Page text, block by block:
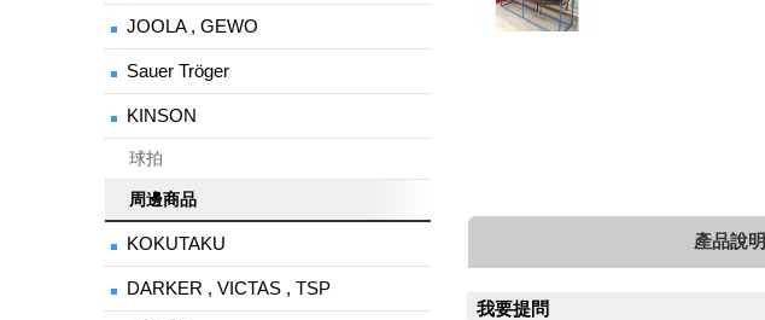
JOOLA , GEWO
Sauer Tröger
KINSON
球拍
周邊商品
KOKUTAKU
DARKER , VICTAS , TSP
產品說明
我要提問